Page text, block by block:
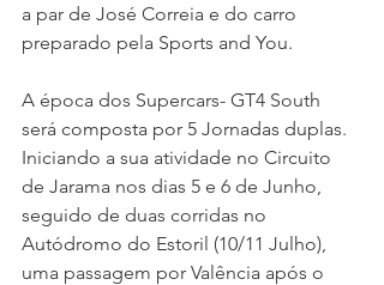
a par de José Correia e do carro
preparado pela Sports and You.
A época dos Supercars- GT4 South
será composta por 5 Jornadas duplas.
Iniciando a sua atividade no Circuito
de Jarama nos dias 5 e 6 de Junho,
seguido de duas corridas no
Autódromo do Estoril (10/11 Julho),
uma passagem por Valência após o